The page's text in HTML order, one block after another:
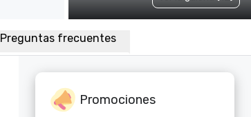
Preguntas frecuentes
Promociones